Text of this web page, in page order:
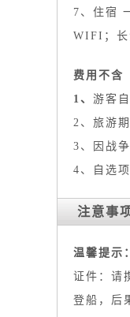
7、住宿
WIFI；长
费用不含
1、 游客
2、旅游
3、因战
4、自选
注意事
温馨提示：
证件：请
登船，后